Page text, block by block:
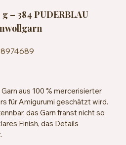
– 384 PUDERBLAU
aus 100 % mercerisierter
für Amigurumi geschätzt wird.
das Garn franst nicht so
Finish, das Details